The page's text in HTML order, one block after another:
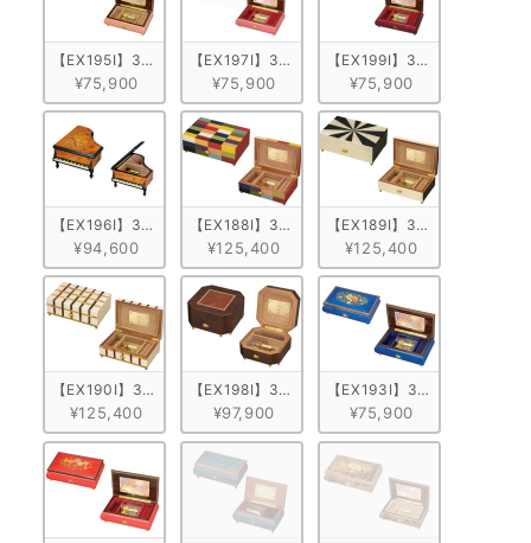
【EX195I】30弁 ORPHEUS イタリア象嵌小物入れ付き　ピンク/花柄
¥75,900
【EX197I】30弁 ORPHEUS イタリア象嵌小物入
¥75,900
【EX199I】30弁 ORPHEUS
¥75,900
【EX196I】30弁 ORPHEUS イタリア象嵌小物入れ付き　グランドピ
¥94,600
【EX188I】30弁 ORPHEUS イタリア象嵌小物入
¥125,400
【EX189I】30弁 ORPHEUS
¥125,400
【EX190I】30弁 ORPHEUS イタリア象嵌小物入れ付き 格子
¥125,400
【EX198I】30弁 ORPHEUS イタリア象嵌小物入
¥97,900
【EX193I】30弁 ORPHEUS
¥75,900